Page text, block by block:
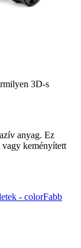
3D-s
anyag. Ez
vagy keményített
- colorFabb